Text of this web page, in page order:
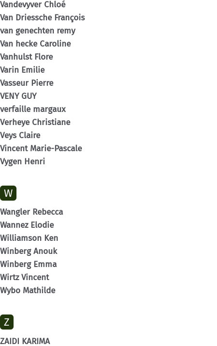
Vandevyver Chloé
Van Driessche François
van genechten remy
Van hecke Caroline
Vanhulst Flore
Varin Emilie
Vasseur Pierre
VENY GUY
verfaille margaux
Verheye Christiane
Veys Claire
Vincent Marie-Pascale
Vygen Henri
W
Wangler Rebecca
Wannez Elodie
Williamson Ken
Winberg Anouk
Winberg Emma
Wirtz Vincent
Wybo Mathilde
Z
ZAIDI KARIMA